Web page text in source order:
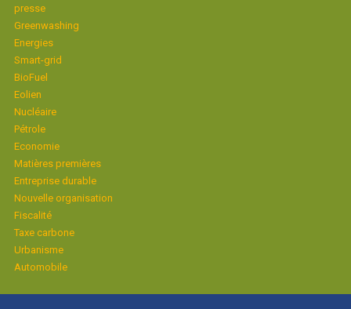
presse
Greenwashing
Energies
Smart-grid
BioFuel
Eolien
Nucléaire
Pétrole
Economie
Matières premières
Entreprise durable
Nouvelle organisation
Fiscalité
Taxe carbone
Urbanisme
Automobile